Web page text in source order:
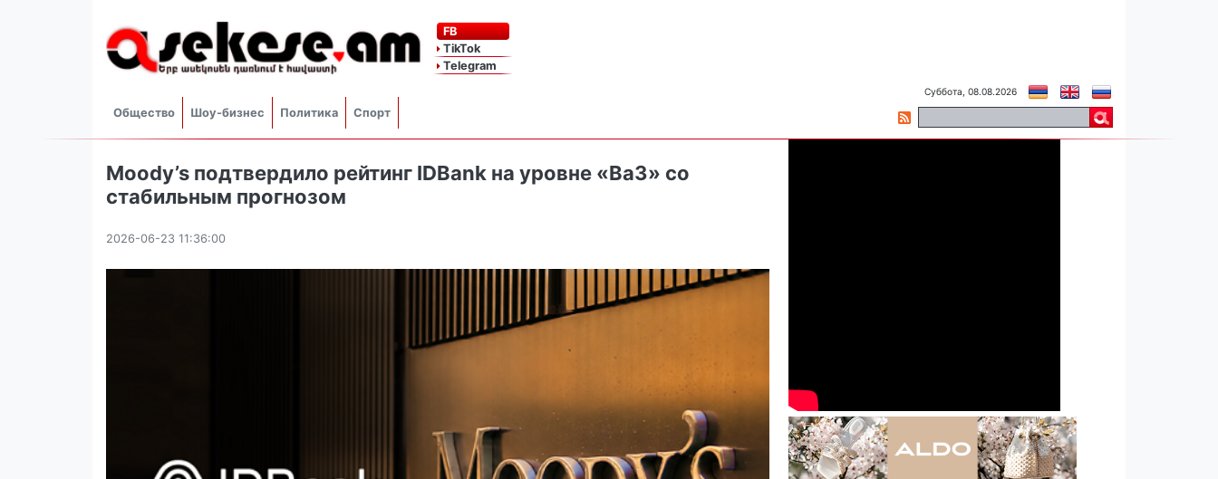
FB
TikTok
Telegram
Общество Шоу-бизнес Политика Спорт
Суббота, 08.08.2026
Moody’s подтвердило рейтинг IDBank на уровне «Ba3» со
стабильным прогнозом
2026-06-23 11:36:00